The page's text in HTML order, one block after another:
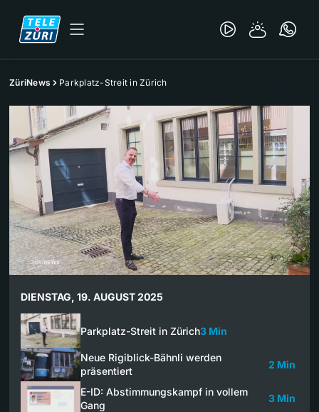
ZüriNews Parkplatz-Streit in Zürich
DIENSTAG, 19. AUGUST 2025
Parkplatz-Streit in Zürich3 Min
Neue Rigiblick-Bähnli werden
präsentiert
2 Min
E-ID: Abstimmungskampf in vollem
Gang
3 Min